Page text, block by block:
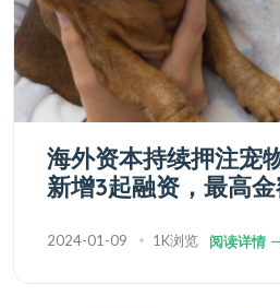
海外资本持续押注宠
新增3起融资，最高金
2024-01-09 1K浏览 阅读详情